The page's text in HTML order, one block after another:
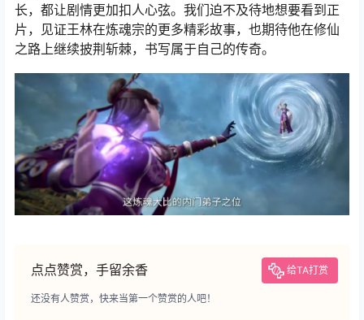
长，都让剧情更加扣人心弦。我们迫不及待地想要看到正
片，见证王林在炼魂宗的更多精彩故事，也期待他在修仙
之路上继续披荆斩棘，书写属于自己的传奇。
点点赞赏，手留余香 给TA打赏
还没有人赞赏，快来当第一个赞赏的人吧！